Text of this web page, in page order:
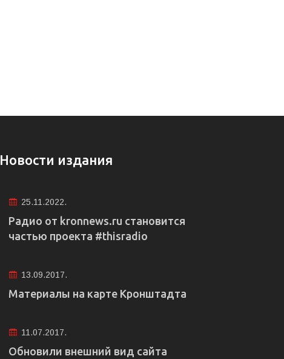
Новости издания
25.11.2022.
Радио от kronnews.ru становится
частью проекта #thisradio
13.09.2017.
Материалы на карте Кронштадта
11.07.2017.
Обновили внешний вид сайта